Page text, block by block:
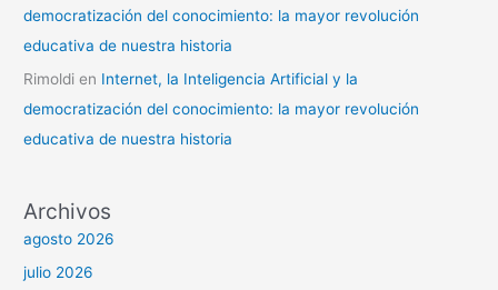
democratización del conocimiento: la mayor revolución
educativa de nuestra historia
Rimoldi en Internet, la Inteligencia Artificial y la
democratización del conocimiento: la mayor revolución
educativa de nuestra historia
Archivos
agosto 2026
julio 2026